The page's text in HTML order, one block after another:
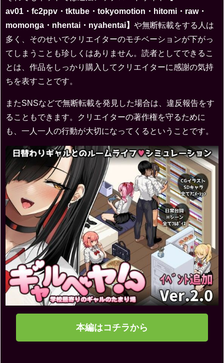
av01・fc2ppv・tktube・tokyomotion・hitomi・raw・
momonga・nhentai・nyahentai】 や無断転載をする人は
多く、そのせいでクリエイターのモチベーションが下がっ
てしまうことも珍しくはありません。読者としてできるこ
とは、作品をしっかり購入してクリエイターに感謝の気持
ちを表すことです。
またSNSなどで無断転載を発見した場合は、違反報告をす
ることもできます。クリエイターの著作権を守るために
も、一人一人の行動が大切になってくるということです。
本編はコチラから